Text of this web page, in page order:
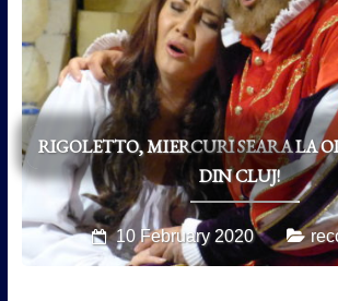
RIGOLETTO, MIERCURI SEARA LA
DIN CLUJ!
10 February 2020